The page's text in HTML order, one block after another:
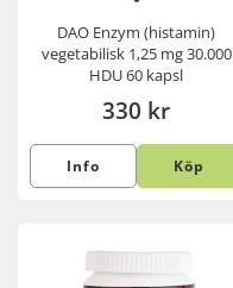
DAO Enzym (histamin)
vegetabilisk 1,25 mg 30.000
HDU 60 kapsl
330 kr
Info Köp